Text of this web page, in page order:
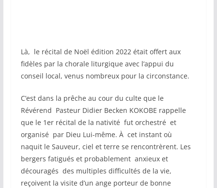
Là, le récital de Noël édition 2022 était offert aux
fidèles par la chorale liturgique avec l’appui du
conseil local, venus nombreux pour la circonstance.
C’est dans la prêche au cour du culte que le
Révérend Pasteur Didier Becken KOKOBE rappelle
que le 1er récital de la nativité fut orchestré et
organisé par Dieu Lui-même. À cet instant où
naquit le Sauveur, ciel et terre se rencontrèrent. Les
bergers fatigués et probablement anxieux et
découragés des multiples difficultés de la vie,
reçoivent la visite d’un ange porteur de bonne